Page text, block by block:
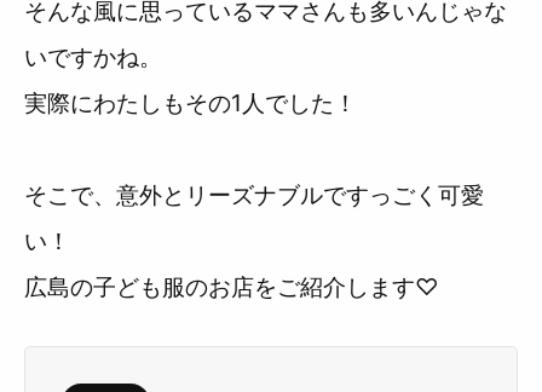
そんな風に思っているママさんも多いんじゃな
いですかね。
実際にわたしもその1人でした！
そこで、意外とリーズナブルですっごく可愛
い！
広島の子ども服のお店をご紹介します♡